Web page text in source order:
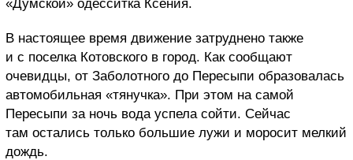
«Думской» одесситка Ксения.
В настоящее время движение затруднено также
и с поселка Котовского в город. Как сообщают
очевидцы, от Заболотного до Пересыпи образовалась
автомобильная «тянучка». При этом на самой
Пересыпи за ночь вода успела сойти. Сейчас
там остались только большие лужи и моросит мелкий
дождь.